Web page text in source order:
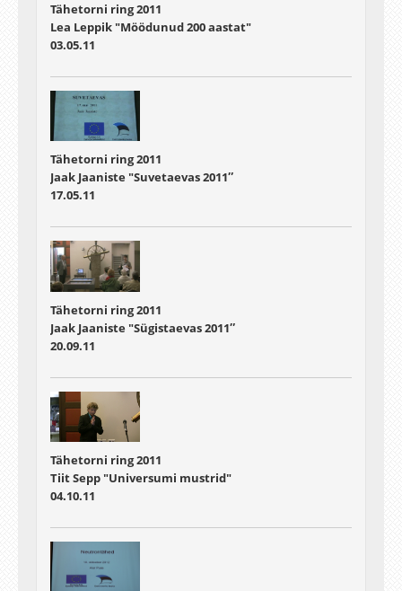
Tähetorni ring 2011
Lea Leppik "Möödunud 200 aastat"
03.05.11
Tähetorni ring 2011
Jaak Jaaniste "Suvetaevas 2011″
17.05.11
Tähetorni ring 2011
Jaak Jaaniste "Sügistaevas 2011″
20.09.11
Tähetorni ring 2011
Tiit Sepp "Universumi mustrid"
04.10.11